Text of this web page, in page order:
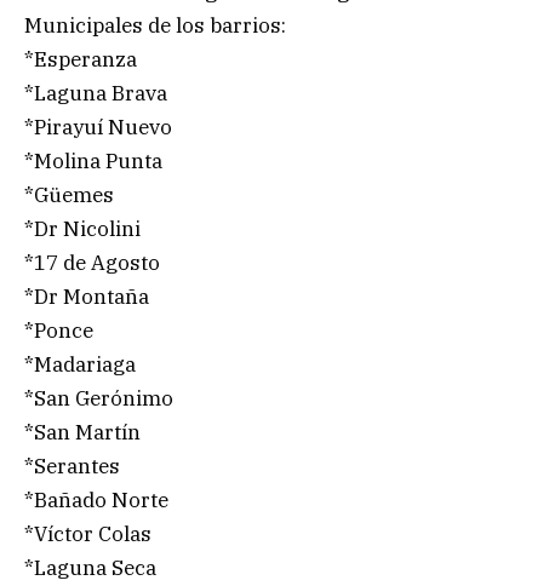
Municipales de los barrios:
*Esperanza
*Laguna Brava
*Pirayuí Nuevo
*Molina Punta
*Güemes
*Dr Nicolini
*17 de Agosto
*Dr Montaña
*Ponce
*Madariaga
*San Gerónimo
*San Martín
*Serantes
*Bañado Norte
*Víctor Colas
*Laguna Seca